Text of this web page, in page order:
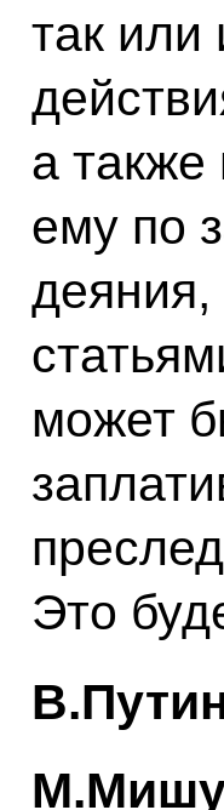
так или
а
ему по
деяния,
может
Это